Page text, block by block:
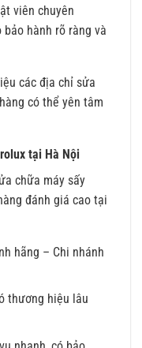
viên chuyên
hành rõ ràng và
các địa chỉ sửa
có thể yên tâm
tại Hà Nội
chữa máy sấy
đánh giá cao tại
hãng – Chi nhánh
thương hiệu lâu